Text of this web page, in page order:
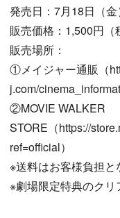
発売日：7月18日（金
販売価格：1,500円（
販売場所：
①メイジャー通販（
j.com/
②MOVIE WALKER
STORE（https://
ref=official）
※送料はお客様負担と
※劇場限定特典のクリ